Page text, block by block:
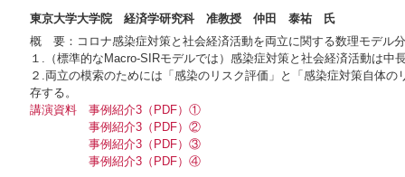
東京大学大学院 経済学研究科 准教授 仲田 泰祐 氏
概 要：コロナ感染症対策と社会経済活動を両立に関する数理モデル
１.（標準的なMacro-SIRモデルでは）感染症対策と社会経済活動は中
２.両立の模索のためには「感染のリスク評価」と「感染症対策自体
存する。
講演資料 事例紹介3（PDF）①
事例紹介3（PDF）②
事例紹介3（PDF）③
事例紹介3（PDF）④